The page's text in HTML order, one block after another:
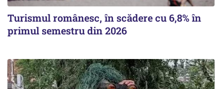
Turismul românesc, în scădere cu 6,8% în
primul semestru din 2026